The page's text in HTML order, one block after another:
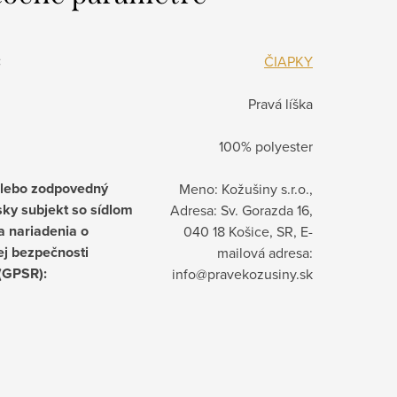
ČIAPKY
Pravá líška
100% polyester
zodpovedný
subjekt so sídlom
nariadenia o
bezpečnosti
:
Meno: Kožušiny s.r.o.,
Adresa: Sv. Gorazda 16,
040 18 Košice, SR, E-
mailová adresa:
info@pravekozusiny.sk